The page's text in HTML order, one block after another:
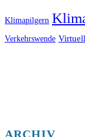
Klimapilgern
Verkehrswende
ARCHIV